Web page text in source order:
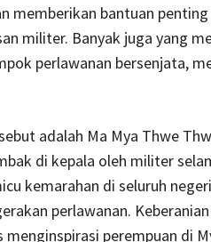
memberikan bantuan
militer. Banyak juga yang
perlawanan bersenjata,
adalah Ma Mya Thwe
di kepala oleh militer
kemarahan di seluruh
perlawanan.
perempuan di